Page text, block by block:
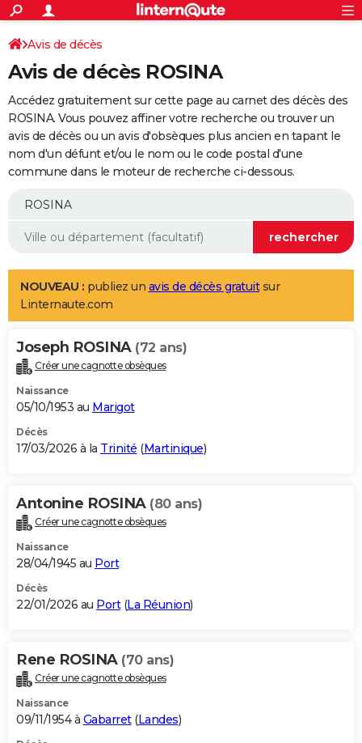
ACTUALITÉS
Politique
Société
Faits Divers
Education
Monde
Villes
+
SPORT
Coupe du monde 2026
Football
Tennis
Cyclisme
Rugby
Forum
Programme TV
TNT
Streaming
Cinéma
Sorties cinéma
Musique
+
FINANCE
Retraite
Epargne
Immobilier
Risques naturels par ville
Banque
Assurance
AUTO
Essais
Réserver un essai
Citadines
Berlines
SUV
Forum auto
+
Mobiles
Meilleur smartphone
Internet
Ordinateurs
Jeux vidéo
Guide high-tech
Aménagement intérieur
LIFESTYLE
Art de vivre
Bien-être
Loisirs
Mode
Modes de vie
Alimentation
Guide de la santé
Maladies
Médicaments
Sommeil
VOYAGE
Destinations
City break
Voyage nature
Voyage de noces
Forum
Climat
+PHOTO
GUIDES D'ACHAT
BONS PLANS
Carte de Noël
Carte Bonne année
Carte Saint-Valentin
Carte Pâques
Carte d'anniversaire
DICTIONNAIRE
Dictionnaire
Biographies
Citations
Expressions
Proverbes
PROGRAMME TV
S'inscrire
Se connecter
Lycées
Collèges
Primaires
Universités
Entreprises
Service militaire
Avis de recherche
AVIS DE DÉCÈS
Bricolage
Lifestyle
Culture
Sport
Auto
Television
Voyage
Cinema
Avis de décès
Avis de décès ROSINA
Accédez gratuitement sur cette page au carnet des décès des
ROSINA. Vous pouvez affiner votre recherche ou trouver un
avis de décès ou un avis d'obsèques plus ancien en tapant le
nom d'un défunt et/ou le nom ou le code postal d'une
commune dans le moteur de recherche ci-dessous.
NOUVEAU : publiez un avis de décès gratuitsur
Linternaute.com
Joseph ROSINA (72 ans)
Créer une cagnotte obsèques
Naissance
05/10/1953 au Marigot
Décès
17/03/2026 à la Trinité (Martinique)
Antonine ROSINA (80 ans)
Créer une cagnotte obsèques
Naissance
28/04/1945 au Port
Décès
22/01/2026 au Port(La Réunion)
Rene ROSINA (70 ans)
Créer une cagnotte obsèques
Naissance
09/11/1954 à Gabarret(Landes)